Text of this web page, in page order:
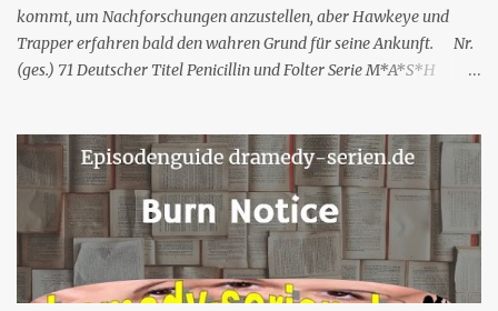
erwähnt, kritisiert Nicole Rachels Arbeit,...
kommt, um Nachforschungen anzustellen, aber Hawkeye und
Trapper erfahren bald den wahren Grund für seine Ankunft. Nr.
(ges.) 71 Deutscher Titel Penicillin und Folter Serie M*A*S*H
Erstaus­strahlung USA 11. Mär. 1975 Deutsch­sprachige EA 19. Apr.
1991 Rolle Schauspieler Synchron sprecher DVD-Nach synchro
VHS M*A*S*H – Teil 2 Captain Benjamin Franklin „Hawkeye“
Pierce Alan Alda Thomas Wolff Reinhard Scheunemann Hans-
Werner Bussinger Captain „Trapper“ John McIntyre Wayne Rogers
Gerald Paradies – Lieutenant Colonel Henry Blake McLean